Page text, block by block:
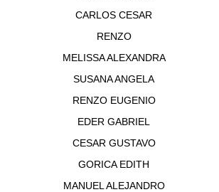
CARLOS CESAR
RENZO
MELISSA ALEXANDRA
SUSANA ANGELA
RENZO EUGENIO
EDER GABRIEL
CESAR GUSTAVO
GORICA EDITH
MANUEL ALEJANDRO